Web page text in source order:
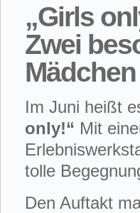
„Girls
Zwei
Im Juni heißt
only!“ Mit
tolle
Den Auftakt